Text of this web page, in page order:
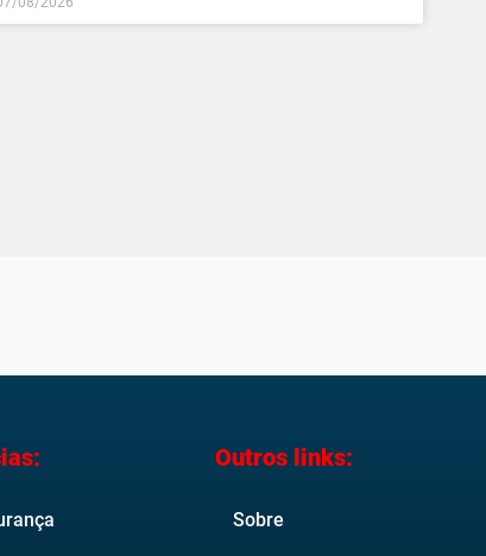
Outros links:
Sobre